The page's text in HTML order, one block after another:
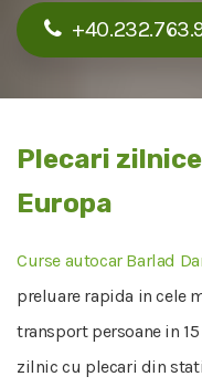
Plecari
Europa
Curse autocar Barlad
preluare rapida in cele
transport persoane in
zilnic cu plecari din